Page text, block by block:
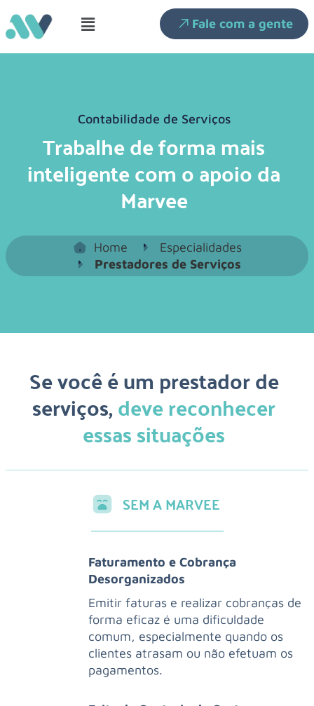
Fale com a gente
Contabilidade de Serviços
Trabalhe de forma mais
inteligente com o apoio da
Marvee
Home
Especialidades
Prestadores de Serviços
Se você é um prestador de
serviços,deve reconhecer
essas situações
SEM A MARVEE
Faturamento e Cobrança
Desorganizados
Emitir faturas e realizar cobranças de
forma eficaz é uma dificuldade
comum, especialmente quando os
clientes atrasam ou não efetuam os
pagamentos.